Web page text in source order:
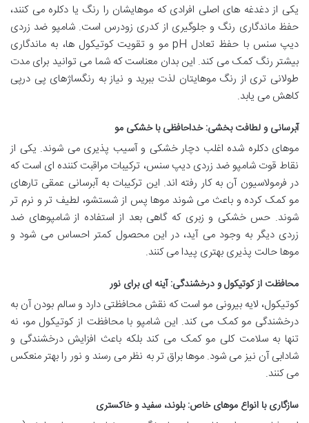
یکی از دغدغه های اصلی افرادی که موهایشان را رنگ یا دکلره می کنند،
حفظ ماندگاری رنگ و جلوگیری از کدری زودرس است. شامپو ضد زردی
دیپ سنس با حفظ تعادل pH مو و تقویت کوتیکول ها، به ماندگاری
بیشتر رنگ کمک می کند. این بدان معناست که شما می توانید برای مدت
طولانی تری از رنگ موهایتان لذت ببرید و نیاز به رنگساژهای پی درپی
کاهش می یابد.
آبرسانی و لطافت بخشی: خداحافظی با خشکی مو
موهای دکلره شده اغلب دچار خشکی و آسیب پذیری می شوند. یکی از
نقاط قوت شامپو ضد زردی دیپ سنس، ترکیبات مراقبت کننده ای است که
در فرمولاسیون آن به کار رفته اند. این ترکیبات به آبرسانی عمقی تارهای
مو کمک کرده و باعث می شوند موها پس از شستشو، لطیف تر و نرم تر
شوند. حس خشکی و زبری که گاهی بعد از استفاده از شامپوهای ضد
زردی دیگر به وجود می آید، در این محصول کمتر احساس می شود و
موها حالت پذیری بهتری پیدا می کنند.
محافظت از کوتیکول و درخشندگی: آینه ای برای نور
کوتیکول، لایه بیرونی مو است که نقش محافظتی دارد و سالم بودن آن به
درخشندگی مو کمک می کند. این شامپو با محافظت از کوتیکول مو، نه
تنها به سلامت کلی مو کمک می کند بلکه باعث افزایش درخشندگی و
شادابی آن نیز می شود. موها براق تر به نظر می رسند و نور را بهتر منعکس
می کنند.
سازگاری با انواع موهای خاص: بلوند، سفید و خاکستری